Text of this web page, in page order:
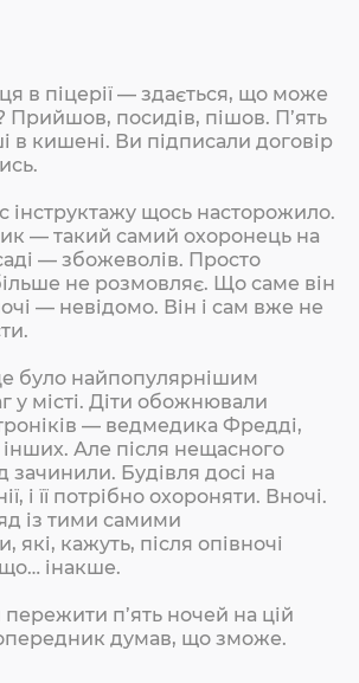
в піцерії — здається, що може
Прийшов, посидів, пішов. П’ять
в кишені. Ви підписали договір
інструктажу щось насторожило.
— такий самий охоронець на
— збожеволів. Просто
не розмовляє. Що саме він
— невідомо. Він і сам вже не
було найпопулярнішим
у місті. Діти обожнювали
— ведмедика Фредді,
інших. Але після нещасного
зачинили. Будівля досі на
і її потрібно охороняти. Вночі.
із тими самими
які, кажуть, після опівночі
інакше.
п’ять ночей на цій
думав, що зможе.